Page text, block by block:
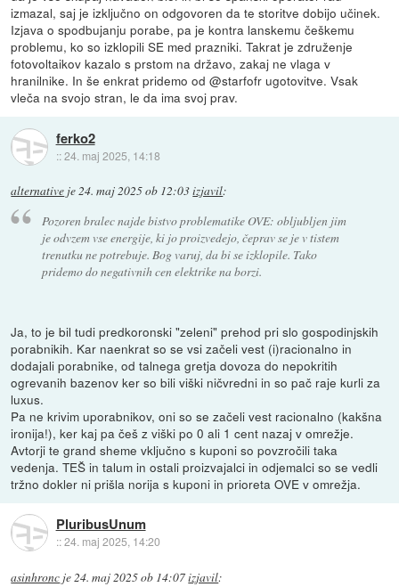
izmazal, saj je izključno on odgovoren da te storitve dobijo učinek.
Izjava o spodbujanju porabe, pa je kontra lanskemu češkemu
problemu, ko so izklopili SE med prazniki. Takrat je združenje
fotovoltaikov kazalo s prstom na državo, zakaj ne vlaga v
hranilnike. In še enkrat pridemo od @starfofr ugotovitve. Vsak
vleča na svojo stran, le da ima svoj prav.
ferko2
::24. maj 2025, 14:18
alternative je24. maj 2025 ob 12:03izjavil:
Pozoren bralec najde bistvo problematike OVE: obljubljen jim
je odvzem vse energije, ki jo proizvedejo, čeprav se je v tistem
trenutku ne potrebuje. Bog varuj, da bi se izklopile. Tako
pridemo do negativnih cen elektrike na borzi.
Ja, to je bil tudi predkoronski "zeleni" prehod pri slo gospodinjskih
porabnikih. Kar naenkrat so se vsi začeli vest (i)racionalno in
dodajali porabnike, od talnega gretja dovoza do nepokritih
ogrevanih bazenov ker so bili viški ničvredni in so pač raje kurli za
luxus.
Pa ne krivim uporabnikov, oni so se začeli vest racionalno (kakšna
ironija!), ker kaj pa češ z viški po 0 ali 1 cent nazaj v omrežje.
Avtorji te grand sheme vključno s kuponi so povzročili taka
vedenja. TEŠ in talum in ostali proizvajalci in odjemalci so se vedli
tržno dokler ni prišla norija s kuponi in prioreta OVE v omrežja.
PluribusUnum
::24. maj 2025, 14:20
asinhronc je24. maj 2025 ob 14:07izjavil: